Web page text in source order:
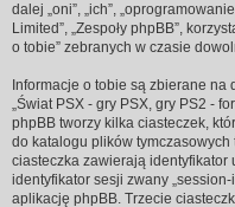
dalej „oni”, „ich”,
Limited”, „Zespoły phpBB”,
o tobie” zebranych w czasie
Informacje o tobie są zbierane
„Świat PSX - gry PSX, gry PS2 -
phpBB tworzy kilka ciasteczek,
do katalogu plików
ciasteczka zawierają identyfikator
identyfikator sesji zwany
aplikację phpBB. Trzecie